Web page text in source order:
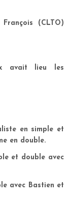
(CLTO)
avait lieu les
en simple et
en double.
et double avec
avec Bastien et